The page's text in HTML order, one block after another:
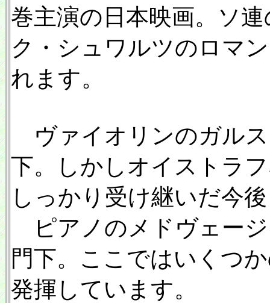
巻主演の日本映画。ソ
ク・シュワルツのロマ
れます。
ヴァイオリンのガル
下。しかしオイストラ
しっかり受け継いだ今
ピアノのメドヴェー
門下。ここではいくつ
発揮しています。